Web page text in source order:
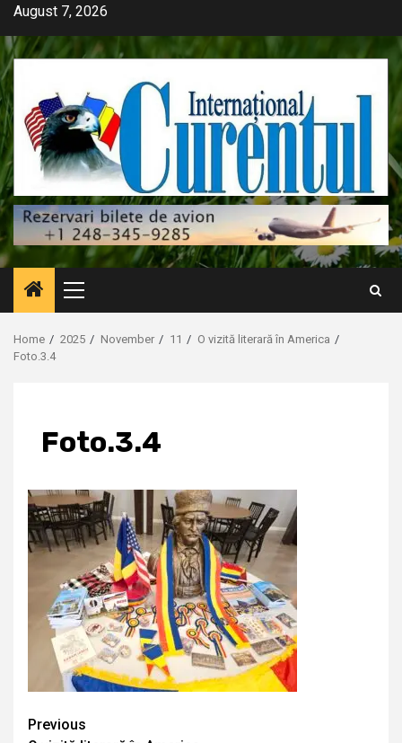
Skip
content
August 7, 2026
Primary
Menu
Home 2025 November 11
O vizită literară în America
Foto.3.4
Foto.3.4
Continue
Previous